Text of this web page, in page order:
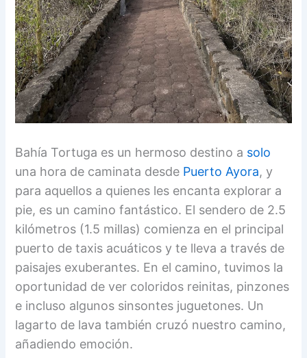
Bahía Tortuga es un hermoso destino a solo
una hora de caminata desde Puerto Ayora, y
para aquellos a quienes les encanta explorar a
pie, es un camino fantástico. El sendero de 2.5
kilómetros (1.5 millas) comienza en el principal
puerto de taxis acuáticos y te lleva a través de
paisajes exuberantes. En el camino, tuvimos la
oportunidad de ver coloridos reinitas, pinzones
e incluso algunos sinsontes juguetones. Un
lagarto de lava también cruzó nuestro camino,
añadiendo emoción.